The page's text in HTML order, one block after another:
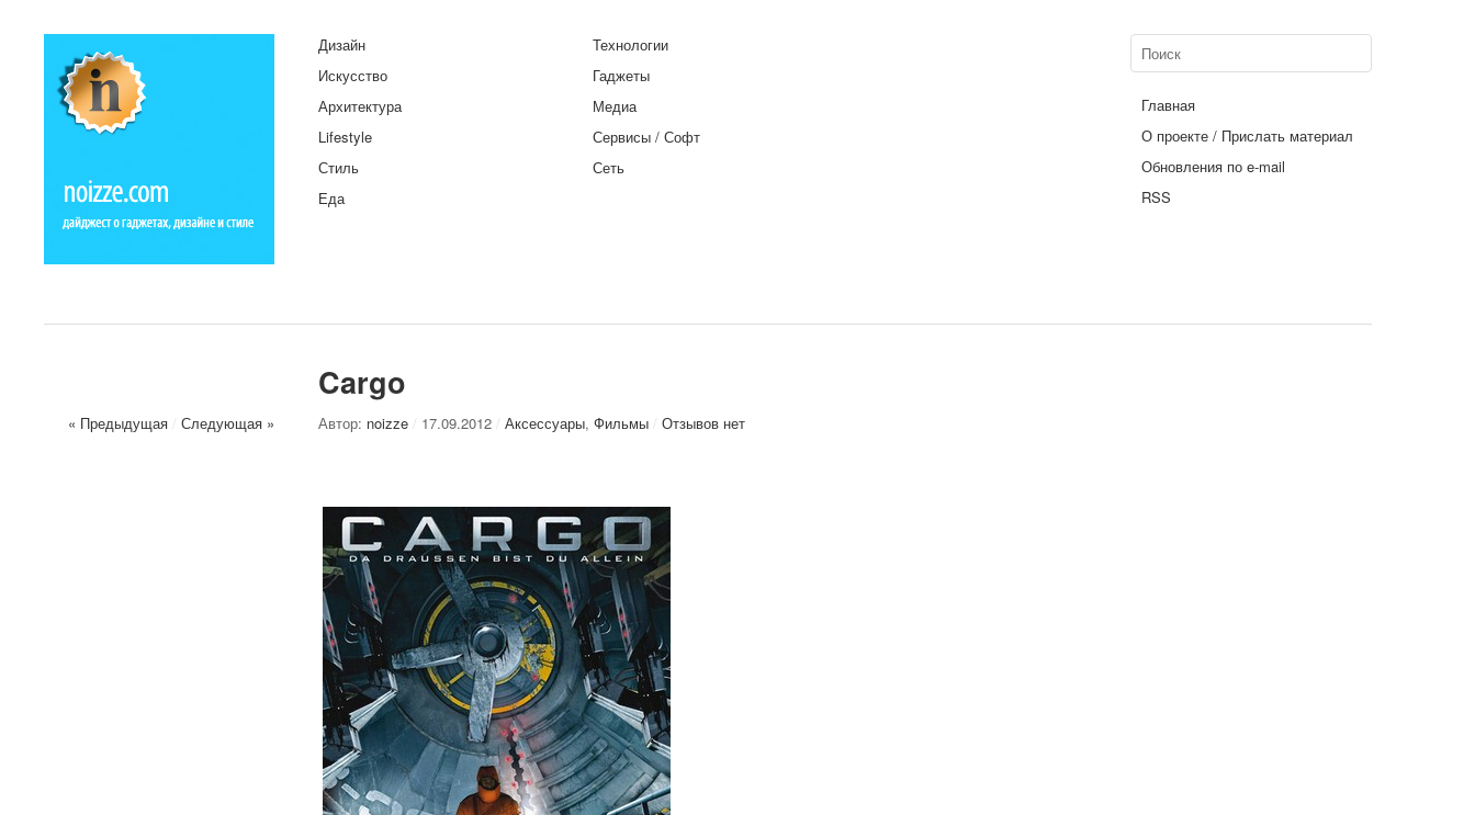
Дизайн
Искусство
Архитектура
Lifestyle
Стиль
Еда
Технологии
Гаджеты
Медиа
Сервисы / Софт
Сеть
Главная
О проекте / Прислать материал
Обновления по e-mail
RSS
Cargo
« Предыдущая / Следующая » Автор: noizze / 17.09.2012 / Аксессуары, Фильмы / Отзывов нет